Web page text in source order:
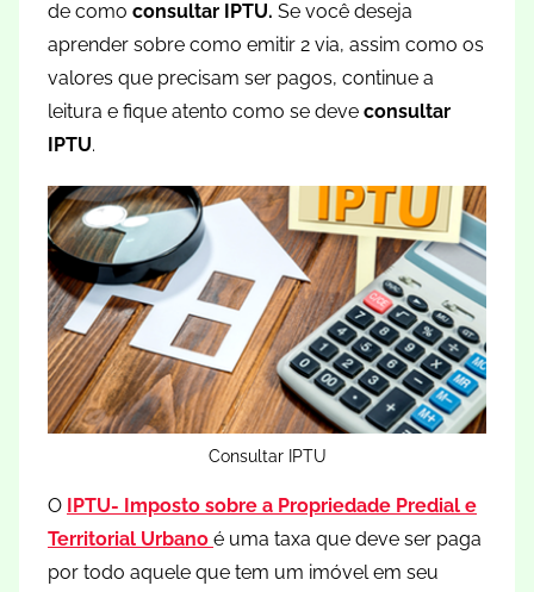
de como consultar IPTU. Se você deseja
aprender sobre como emitir 2 via, assim como os
valores que precisam ser pagos, continue a
leitura e fique atento como se deve consultar
IPTU.
Consultar IPTU
O IPTU- Imposto sobre a Propriedade Predial e
Territorial Urbano é uma taxa que deve ser paga
por todo aquele que tem um imóvel em seu